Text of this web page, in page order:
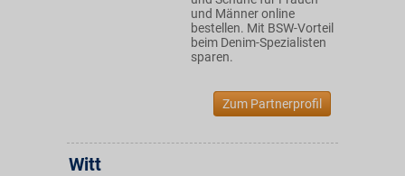
und Männer online
bestellen. Mit BSW-Vorteil
beim Denim-Spezialisten
sparen.
Zum Partnerprofil
Witt